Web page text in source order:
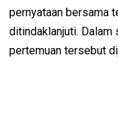
pernyataan bersama
ditindaklanjuti. Dalam
pertemuan tersebut